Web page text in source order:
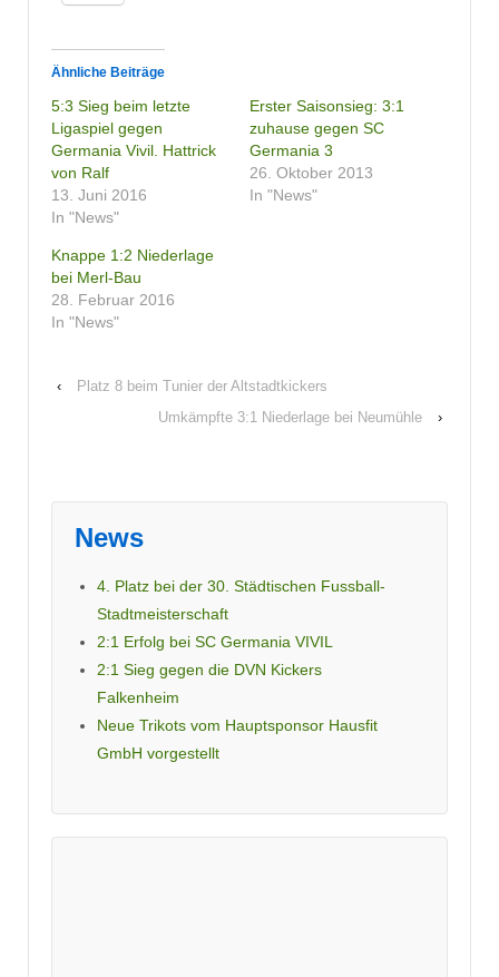
Ähnliche Beiträge
5:3 Sieg beim letzte
Ligaspiel gegen
Germania Vivil. Hattrick
von Ralf
13. Juni 2016
In "News"
Erster Saisonsieg: 3:1
zuhause gegen SC
Germania 3
26. Oktober 2013
In "News"
Knappe 1:2 Niederlage
bei Merl-Bau
28. Februar 2016
In "News"
‹
Platz 8 beim Tunier der Altstadtkickers
Umkämpfte 3:1 Niederlage bei Neumühle
›
News
4. Platz bei der 30. Städtischen Fussball-
Stadtmeisterschaft
2:1 Erfolg bei SC Germania VIVIL
2:1 Sieg gegen die DVN Kickers
Falkenheim
Neue Trikots vom Hauptsponsor Hausfit
GmbH vorgestellt